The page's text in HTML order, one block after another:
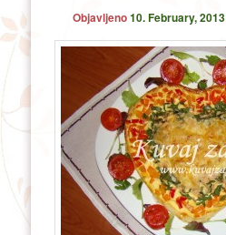
Objavljeno10. February, 2013